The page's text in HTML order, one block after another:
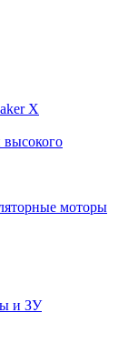
X
моторы
и ЗУ